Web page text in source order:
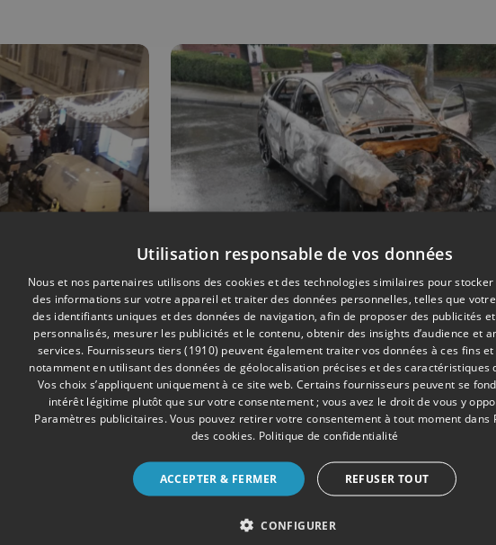
29/11/2020
: 500
FAITS DIVERS
Vague d'incendie de
voitures à Liège: trois
hommes arrêtés
Utilisation responsable de vos données
Nous et nos partenaires utilisons des cookies et des technologies similaires pour
des informations sur votre appareil et traiter des données personnelles, telles que votre
des identifiants uniques et des données de navigation, afin de proposer des publicités
personnalisés, mesurer les publicités et le contenu, obtenir des insights d’audience et
services. Fournisseurs tiers (1910) peuvent également traiter vos données à ces fins et
notamment en utilisant des données de géolocalisation précises et des caractéristiques
Vos choix s’appliquent uniquement à ce site web. Certains fournisseurs peuvent se
intérêt légitime plutôt que sur votre consentement ; vous avez le droit de vous y
Paramètres publicitaires. Vous pouvez retirer votre consentement à tout moment dans
des cookies. Politique de confidentialité
ACCEPTER & FERMER REFUSER TOUT
CONFIGURER